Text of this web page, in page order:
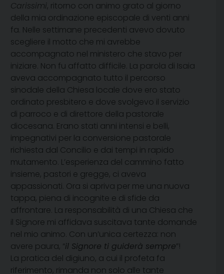
Carissimi, ritorno con animo grato al giorno
della mia ordinazione episcopale di venti anni
fa. Nelle settimane precedenti avevo dovuto
scegliere il motto che mi avrebbe
accompagnato nel ministero che stavo per
iniziare. Non fu affatto difficile. La parola di Isaia
aveva accompagnato tutto il percorso
sinodale della Chiesa locale dove ero stato
ordinato presbitero e dove svolgevo il servizio
di parroco e di direttore della pastorale
diocesana. Erano stati anni intensi e belli,
impegnativi per la conversione pastorale
richiesta dal Concilio e dai tempi in rapido
mutamento. L’esperienza del cammino fatto
insieme, pastori e gregge, ci aveva
appassionati. Ora si apriva per me una nuova
tappa, piena di incognite e di sfide da
affrontare. La responsabilità di una Chiesa che
il Signore mi affidava suscitava tante domande
nel mio animo. Con un’unica certezza: non
avere paura, “il Signore ti guiderà sempre”!
La pratica del digiuno, a cui il profeta fa
riferimento, rimanda non solo alle tante